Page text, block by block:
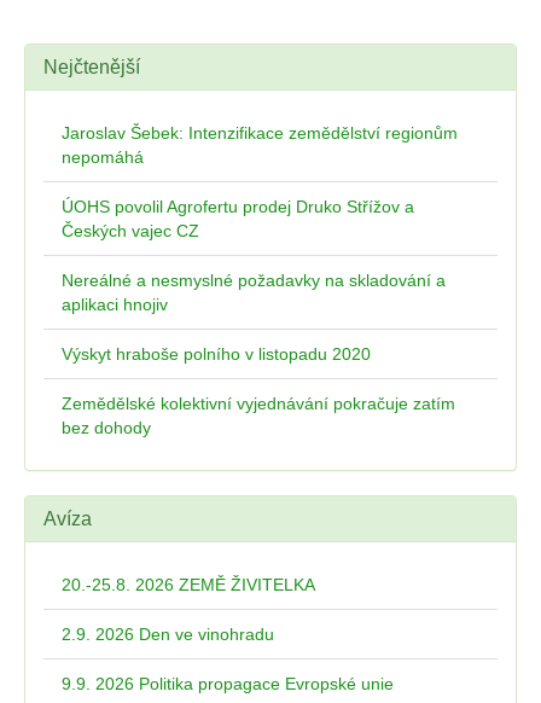
Nejčtenější
Jaroslav Šebek: Intenzifikace zemědělství regionům
nepomáhá
ÚOHS povolil Agrofertu prodej Druko Střížov a
Českých vajec CZ
Nereálné a nesmyslné požadavky na skladování a
aplikaci hnojiv
Výskyt hraboše polního v listopadu 2020
Zemědělské kolektivní vyjednávání pokračuje zatím
bez dohody
Avíza
20.-25.8. 2026 ZEMĚ ŽIVITELKA
2.9. 2026 Den ve vinohradu
9.9. 2026 Politika propagace Evropské unie